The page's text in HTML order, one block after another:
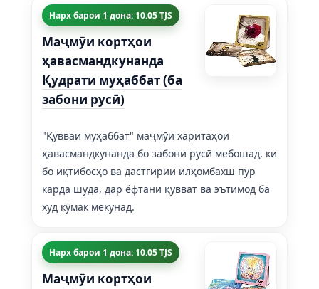
Нарх барои 1 дона: 10.05 TJS
Маҷмӯи кортҳои
ҳавасмандкунанда
Қудрати муҳаббат (ба
забони русӣ)
"Қувваи муҳаббат" маҷмӯи харитаҳои
ҳавасмандкунанда бо забони русӣ мебошад, ки
бо иқтибосҳо ва дастгирии илҳомбахш пур
карда шуда, дар ёфтани қувват ва эътимод ба
худ кӯмак мекунад.
Нарх барои 1 дона: 10.05 TJS
Маҷмӯи кортҳои